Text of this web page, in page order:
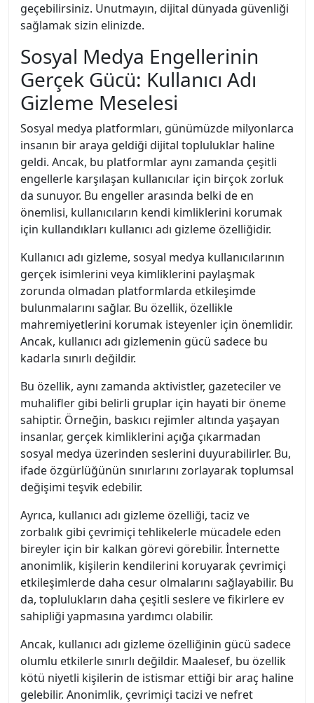
geçebilirsiniz. Unutmayın, dijital dünyada güvenliği
sağlamak sizin elinizde.
Sosyal Medya Engellerinin
Gerçek Gücü: Kullanıcı Adı
Gizleme Meselesi
Sosyal medya platformları, günümüzde milyonlarca
insanın bir araya geldiği dijital topluluklar haline
geldi. Ancak, bu platformlar aynı zamanda çeşitli
engellerle karşılaşan kullanıcılar için birçok zorluk
da sunuyor. Bu engeller arasında belki de en
önemlisi, kullanıcıların kendi kimliklerini korumak
için kullandıkları kullanıcı adı gizleme özelliğidir.
Kullanıcı adı gizleme, sosyal medya kullanıcılarının
gerçek isimlerini veya kimliklerini paylaşmak
zorunda olmadan platformlarda etkileşimde
bulunmalarını sağlar. Bu özellik, özellikle
mahremiyetlerini korumak isteyenler için önemlidir.
Ancak, kullanıcı adı gizlemenin gücü sadece bu
kadarla sınırlı değildir.
Bu özellik, aynı zamanda aktivistler, gazeteciler ve
muhalifler gibi belirli gruplar için hayati bir öneme
sahiptir. Örneğin, baskıcı rejimler altında yaşayan
insanlar, gerçek kimliklerini açığa çıkarmadan
sosyal medya üzerinden seslerini duyurabilirler. Bu,
ifade özgürlüğünün sınırlarını zorlayarak toplumsal
değişimi teşvik edebilir.
Ayrıca, kullanıcı adı gizleme özelliği, taciz ve
zorbalık gibi çevrimiçi tehlikelerle mücadele eden
bireyler için bir kalkan görevi görebilir. İnternette
anonimlik, kişilerin kendilerini koruyarak çevrimiçi
etkileşimlerde daha cesur olmalarını sağlayabilir. Bu
da, toplulukların daha çeşitli seslere ve fikirlere ev
sahipliği yapmasına yardımcı olabilir.
Ancak, kullanıcı adı gizleme özelliğinin gücü sadece
olumlu etkilerle sınırlı değildir. Maalesef, bu özellik
kötü niyetli kişilerin de istismar ettiği bir araç haline
gelebilir. Anonimlik, çevrimiçi tacizi ve nefret